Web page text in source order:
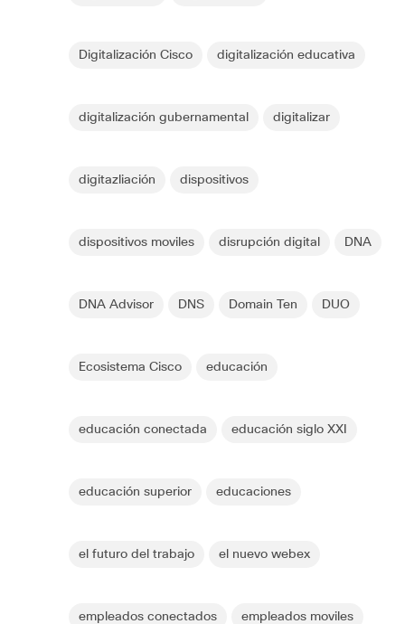
Digitalización Cisco digitalización educativa
digitalización gubernamental digitalizar
digitazliación dispositivos
dispositivos moviles disrupción digital DNA
DNA Advisor DNS Domain Ten DUO
Ecosistema Cisco educación
educación conectada educación siglo XXI
educación superior educaciones
el futuro del trabajo el nuevo webex
empleados conectados empleados moviles